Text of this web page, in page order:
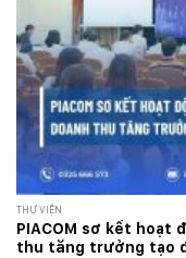
THƯ VIỆN
PIACOM sơ kết hoạt
thu tăng trưởng tạo